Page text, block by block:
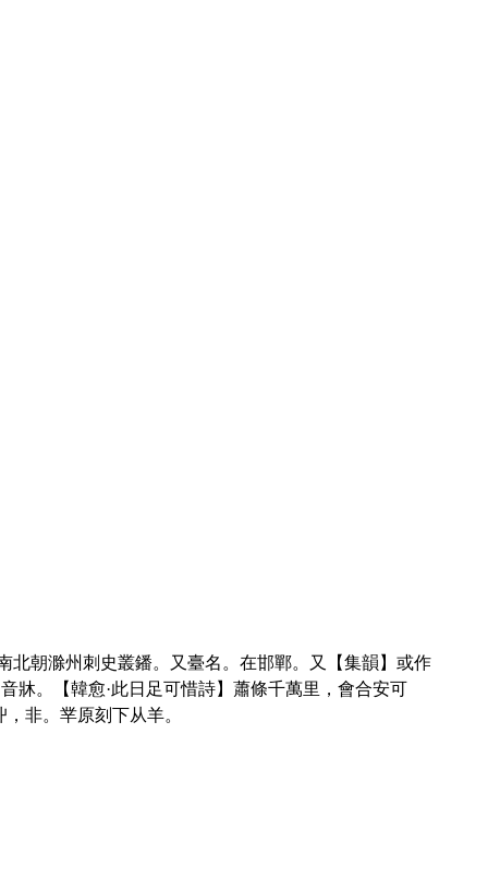
北朝滁州刺史叢鐇。又臺名。在邯鄲。又【集韻】或作
牀。【韓愈·此日足可惜詩】蕭條千萬里，會合安可
非。丵原刻下从羊。